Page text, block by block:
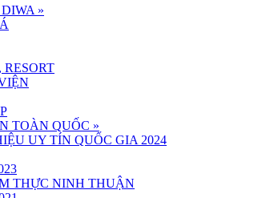
»
TOÀN QUỐC »
UY TÍN QUỐC GIA 2024
THỰC NINH THUẬN